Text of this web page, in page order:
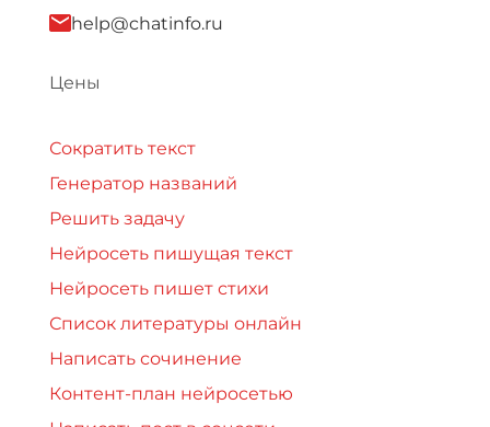
help@chatinfo.ru
Цены
Сократить текст
Генератор названий
Решить задачу
Нейросеть пишущая текст
Нейросеть пишет стихи
Список литературы онлайн
Написать сочинение
Контент-план нейросетью